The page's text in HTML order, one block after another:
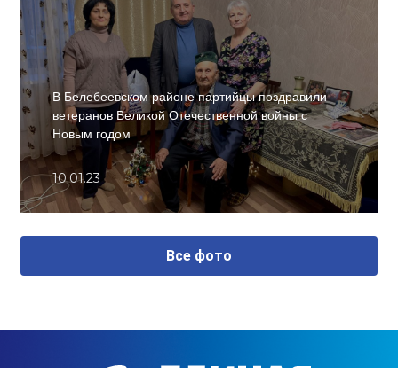
В Белебеевском районе партийцы поздравили
ветеранов Великой Отечественной войны с
Новым годом
10.01.23
Все фото